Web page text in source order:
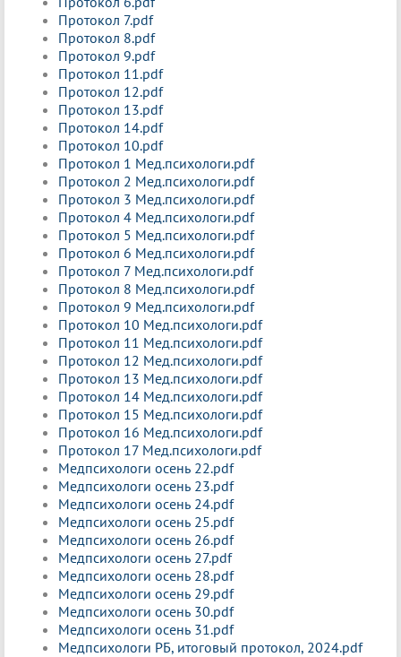
Протокол 7.pdf
Протокол 8.pdf
Протокол 9.pdf
Протокол 11.pdf
Протокол 12.pdf
Протокол 13.pdf
Протокол 14.pdf
Протокол 10.pdf
Протокол 1 Мед.психологи.pdf
Протокол 2 Мед.психологи.pdf
Протокол 3 Мед.психологи.pdf
Протокол 4 Мед.психологи.pdf
Протокол 5 Мед.психологи.pdf
Протокол 6 Мед.психологи.pdf
Протокол 7 Мед.психологи.pdf
Протокол 8 Мед.психологи.pdf
Протокол 9 Мед.психологи.pdf
Протокол 10 Мед.психологи.pdf
Протокол 11 Мед.психологи.pdf
Протокол 12 Мед.психологи.pdf
Протокол 13 Мед.психологи.pdf
Протокол 14 Мед.психологи.pdf
Протокол 15 Мед.психологи.pdf
Протокол 16 Мед.психологи.pdf
Протокол 17 Мед.психологи.pdf
Медпсихологи осень 22.pdf
Медпсихологи осень 23.pdf
Медпсихологи осень 24.pdf
Медпсихологи осень 25.pdf
Медпсихологи осень 26.pdf
Медпсихологи осень 27.pdf
Медпсихологи осень 28.pdf
Медпсихологи осень 29.pdf
Медпсихологи осень 30.pdf
Медпсихологи осень 31.pdf
Медпсихологи РБ, итоговый протокол, 2024.pdf